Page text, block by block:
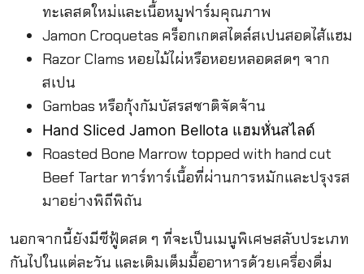
ทะเลสดใหม่และเนื้อหมูฟาร์มคุณภาพ
Jamon Croquetas คร็อกเกตสไตล์สเปนสอดไส้แฮม
Razor Clams หอยไม้ไผ่หรือหอยหลอดสดๆ จาก
สเปน
Gambas หรือกุ้งกัมบัสรสชาติจัดจ้าน
Hand Sliced Jamon Bellota แฮมหั่นสไลด์
Roasted Bone Marrow topped with hand cut
Beef Tartar ทาร์ทาร์เนื้อที่ผ่านการหมักและปรุงรส
มาอย่างพิถีพิถัน
นอกจากนี้ยังมีซีฟู้ดสด ๆ ที่จะเป็นเมนูพิเศษสลับประเภท
กันไปในแต่ละวัน และเติมเต็มมื้ออาหารด้วยเครื่องดื่ม